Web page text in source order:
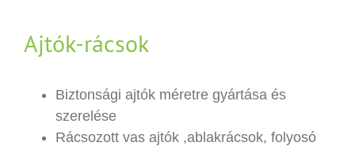
Ajtók-rácsok
Biztonsági ajtók méretre gyártása és
szerelése
Rácsozott vas ajtók ,ablakrácsok, folyosó